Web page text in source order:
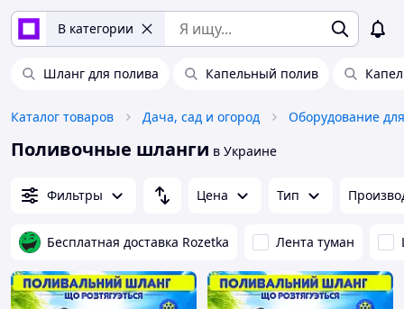
В категории
Шланг для полива Капельный полив
Каталог товаров Дача, сад и огород Оборудование
Поливочные шланги в Украине
Фильтры Цена Тип
Бесплатная доставка Rozetka Лента туман